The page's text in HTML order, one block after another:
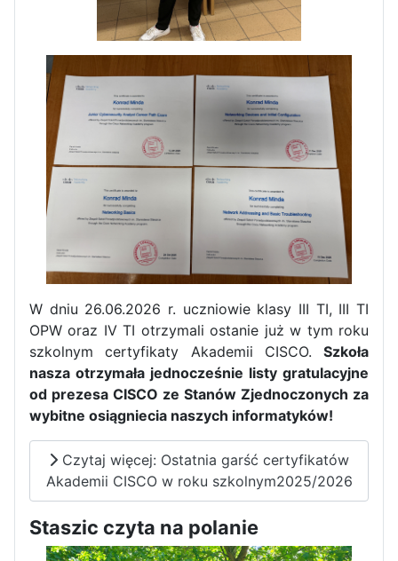
W dniu 26.06.2026 r. uczniowie klasy III TI, III TI
OPW oraz IV TI otrzymali ostanie już w tym roku
szkolnym certyfikaty Akademii CISCO. Szkoła
nasza otrzymała jednocześnie listy gratulacyjne
od prezesa CISCO ze Stanów Zjednoczonych za
wybitne osiągniecia naszych informatyków!
Czytaj więcej: Ostatnia garść certyfikatów
Akademii CISCO w roku szkolnym2025/2026
Staszic czyta na polanie